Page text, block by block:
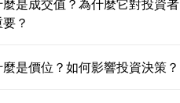
麼是成交值？為什麼它對投資者
？
麼是價位？如何影響投資決策？